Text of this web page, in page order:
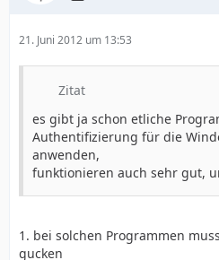
21. Juni 2012 um 13:53
Zitat
es gibt ja schon etliche
Authentifizierung für die
anwenden,
funktionieren auch sehr gut,
1. bei solchen Programmen
gucken